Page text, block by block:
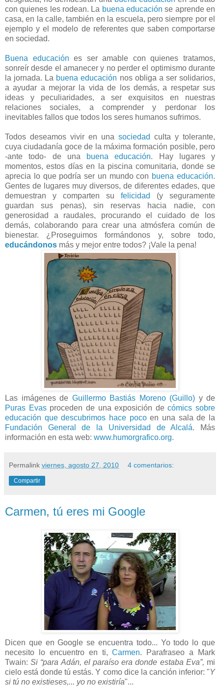
con quienes les rodean. La buena educación se aprende en
casa, en la calle, también en la escuela, pero siempre por el
ejemplo y el modelo de referentes que saben comportarse
en sociedad.
Buena educación es ser amable con quienes tratamos,
sonreír desde el amanecer y no perder el optimismo durante
la jornada. La buena educación nos obliga a ser solidarios,
a ayudar a mejorar la vida de los demás, a respetar sus
ideas y peculiaridades, a ser exquisitos en nuestras
relaciones sociales, a comprender y perdonar los
inevitables fallos que todos los seres humanos sufrimos.
Todos deseamos vivir en una sociedad culta y tolerante,
cuya ciudadanía goce de la máxima formación posible, pero
-ante todo- de una
buena educación. Hay lugares y
momentos, estos días en la piscina comunitaria, donde se
aprecia lo que podría ser un mundo con buena educación.
Gentes de lugares muy diversos, de diferentes edades, que
demuestran y comparten su felicidad
(y seguramente
guardan sus penas), sin reservas hacia nadie, con
generosidad a raudales, procurando el cuidado de los
demás, colaborando para crear una atmósfera común de
bienestar. ¿Proseguimos formándonos y, sobre todo,
educándonos más y mejor entre todos? ¡Vale la pena!
Las imágenes de Guillermo Bastiás Moreno (Guillo) y de
Puras Evasproceden de una exposición decómics sobre
educación que descubrimos hace pocoen una sala de la
Fundación General de la Universidad de Alcalá. Más
información en esta web: www.humorgrafico.org.
Permalink viernes, agosto 27, 2010 4 comentarios:
Compartir
Carmen, tú eres mi Google
Dicen que en Google se encuentra todo... Yo todo lo que
necesito lo encuentro en ti,Carmen.
Parafraseo a Mark
Twain:Si “para Adán, el paraíso era donde estaba Eva”, mi
cielo está donde tú estás. Y como dice la canción inferior: "Y
si tú no existieses,... yo no existiría"...